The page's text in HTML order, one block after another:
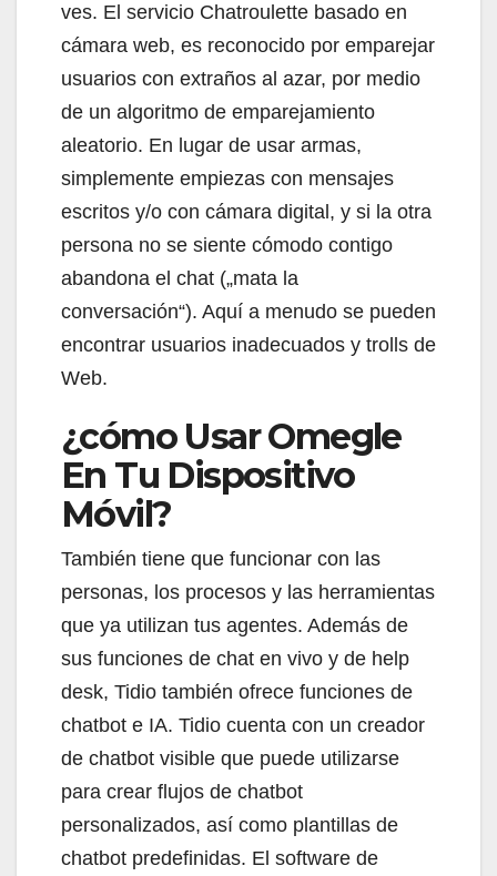
ves. El servicio Chatroulette basado en
cámara web, es reconocido por emparejar
usuarios con extraños al azar, por medio
de un algoritmo de emparejamiento
aleatorio. En lugar de usar armas,
simplemente empiezas con mensajes
escritos y/o con cámara digital, y si la otra
persona no se siente cómodo contigo
abandona el chat („mata la
conversación“). Aquí a menudo se pueden
encontrar usuarios inadecuados y trolls de
Web.
¿cómo Usar Omegle
En Tu Dispositivo
Móvil?
También tiene que funcionar con las
personas, los procesos y las herramientas
que ya utilizan tus agentes. Además de
sus funciones de chat en vivo y de help
desk, Tidio también ofrece funciones de
chatbot e IA. Tidio cuenta con un creador
de chatbot visible que puede utilizarse
para crear flujos de chatbot
personalizados, así como plantillas de
chatbot predefinidas. El software de